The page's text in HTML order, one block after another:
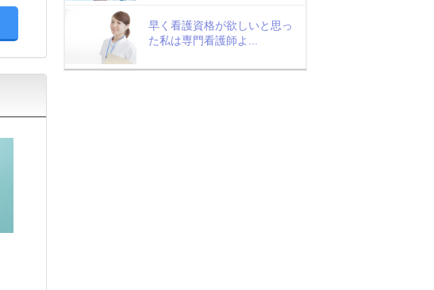
早く看護資格が欲しいと思っ
た私は専門看護師よ...